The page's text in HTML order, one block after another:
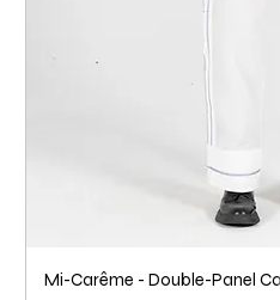
Mi-Carême - Double-Panel